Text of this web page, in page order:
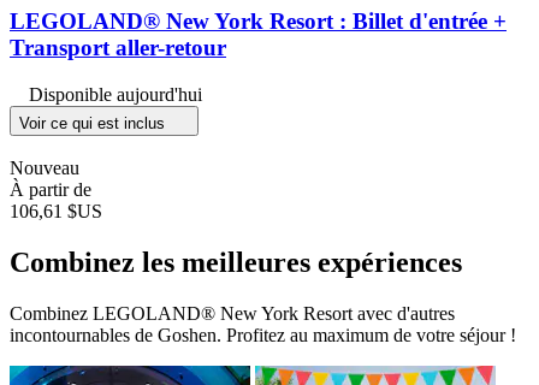
LEGOLAND® New York Resort : Billet d'entrée +
Transport aller-retour
Disponible aujourd'hui
Voir ce qui est inclus
Nouveau
À partir de
106,61 $US
Combinez les meilleures expériences
Combinez LEGOLAND® New York Resort avec d'autres
incontournables de Goshen. Profitez au maximum de votre séjour !